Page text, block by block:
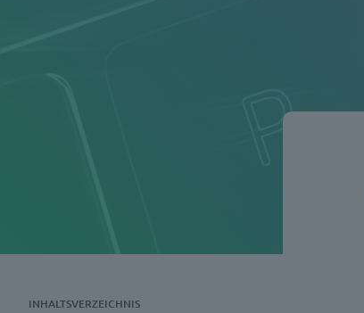
INHALTSVERZEICHNIS